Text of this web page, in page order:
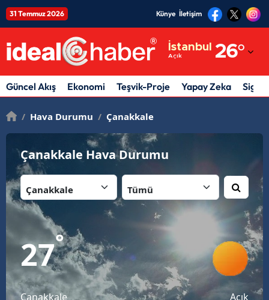
31 Temmuz 2026 Künye İletişim
İstanbul
Açık 26°
Adıyaman
Afyonkarahisar
Amasya
Antalya
Artvin
Balıkesir
Bilecik
Güncel Akış Ekonomi Teşvik-Proje Yapay Zeka
/ Hava Durumu / Çanakkale
Çanakkale Hava Durumu
27°
Çanakkale Açık